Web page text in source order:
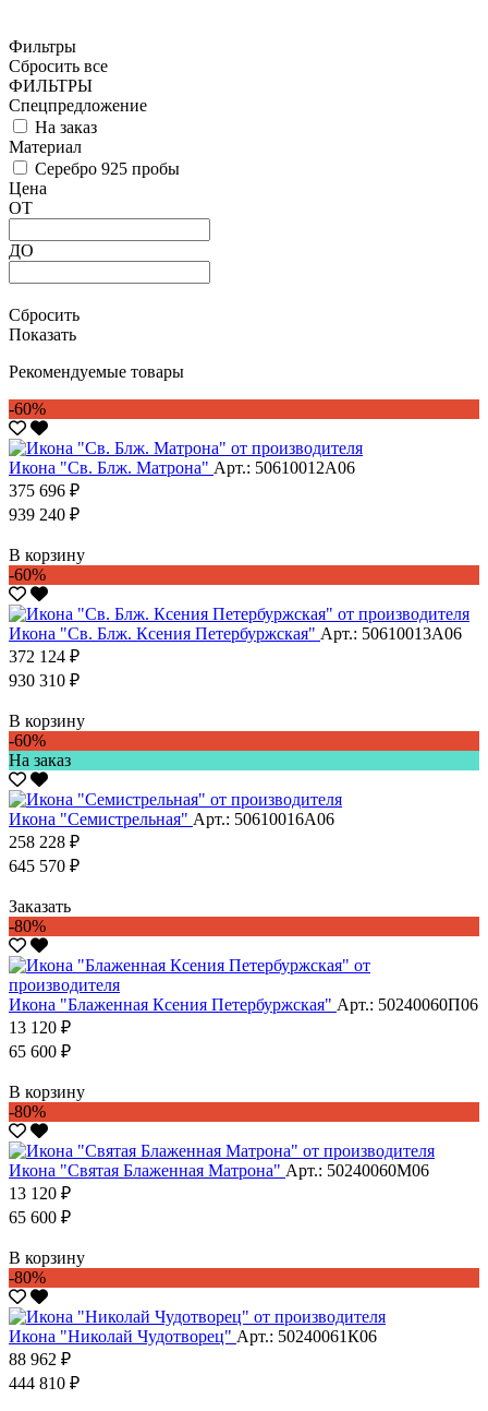
Фильтры
Сбросить все
ФИЛЬТРЫ
Спецпредложение
На заказ
Материал
Серебро 925 пробы
Цена
ОТ
ДО
Сбросить
Показать
Рекомендуемые товары
-60%
Икона "Св. Блж. Матрона" Арт.: 50610012А06
375 696 ₽
939 240 ₽
В корзину
-60%
Икона "Св. Блж. Ксения Петербуржская" Арт.: 50610013А06
372 124 ₽
930 310 ₽
В корзину
-60%
На заказ
Икона "Семистрельная" Арт.: 50610016А06
258 228 ₽
645 570 ₽
Заказать
-80%
Икона "Блаженная Ксения Петербуржская" Арт.: 50240060П06
13 120 ₽
65 600 ₽
В корзину
-80%
Икона "Святая Блаженная Матрона" Арт.: 50240060М06
13 120 ₽
65 600 ₽
В корзину
-80%
Икона "Николай Чудотворец" Арт.: 50240061К06
88 962 ₽
444 810 ₽